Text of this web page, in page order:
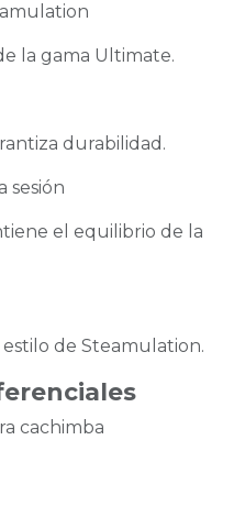
la gama Ultimate.
durabilidad.
sesión
el equilibrio de la
de Steamulation.
cachimba